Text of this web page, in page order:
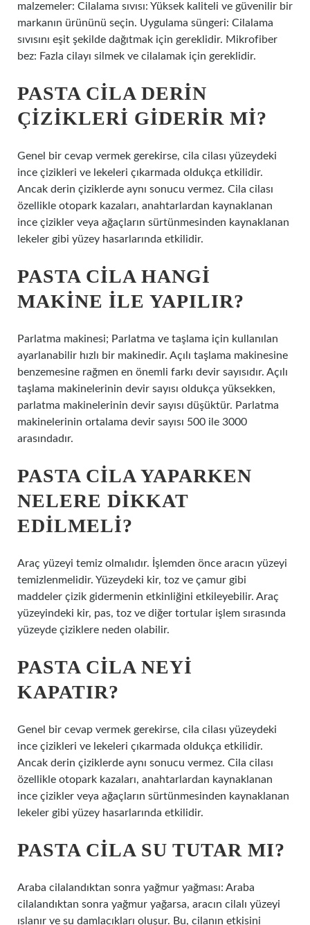
malzemeler: Cilalama sıvısı: Yüksek kaliteli ve güvenilir bir
markanın ürününü seçin. Uygulama süngeri: Cilalama
sıvısını eşit şekilde dağıtmak için gereklidir. Mikrofiber
bez: Fazla cilayı silmek ve cilalamak için gereklidir.
PASTA CILA DERIN
ÇIZIKLERI GIDERIR MI?
Genel bir cevap vermek gerekirse, cila cilası yüzeydeki
ince çizikleri ve lekeleri çıkarmada oldukça etkilidir.
Ancak derin çiziklerde aynı sonucu vermez. Cila cilası
özellikle otopark kazaları, anahtarlardan kaynaklanan
ince çizikler veya ağaçların sürtünmesinden kaynaklanan
lekeler gibi yüzey hasarlarında etkilidir.
PASTA CILA HANGI
MAKINE ILE YAPILIR?
Parlatma makinesi; Parlatma ve taşlama için kullanılan
ayarlanabilir hızlı bir makinedir. Açılı taşlama makinesine
benzemesine rağmen en önemli farkı devir sayısıdır. Açılı
taşlama makinelerinin devir sayısı oldukça yüksekken,
parlatma makinelerinin devir sayısı düşüktür. Parlatma
makinelerinin ortalama devir sayısı 500 ile 3000
arasındadır.
PASTA CILA YAPARKEN
NELERE DIKKAT
EDILMELI?
Araç yüzeyi temiz olmalıdır. İşlemden önce aracın yüzeyi
temizlenmelidir. Yüzeydeki kir, toz ve çamur gibi
maddeler çizik gidermenin etkinliğini etkileyebilir. Araç
yüzeyindeki kir, pas, toz ve diğer tortular işlem sırasında
yüzeyde çiziklere neden olabilir.
PASTA CILA NEYI
KAPATIR?
Genel bir cevap vermek gerekirse, cila cilası yüzeydeki
ince çizikleri ve lekeleri çıkarmada oldukça etkilidir.
Ancak derin çiziklerde aynı sonucu vermez. Cila cilası
özellikle otopark kazaları, anahtarlardan kaynaklanan
ince çizikler veya ağaçların sürtünmesinden kaynaklanan
lekeler gibi yüzey hasarlarında etkilidir.
PASTA CILA SU TUTAR MI?
Araba cilalandıktan sonra yağmur yağması: Araba
cilalandıktan sonra yağmur yağarsa, aracın cilalı yüzeyi
ıslanır ve su damlacıkları oluşur. Bu, cilanın etkisini